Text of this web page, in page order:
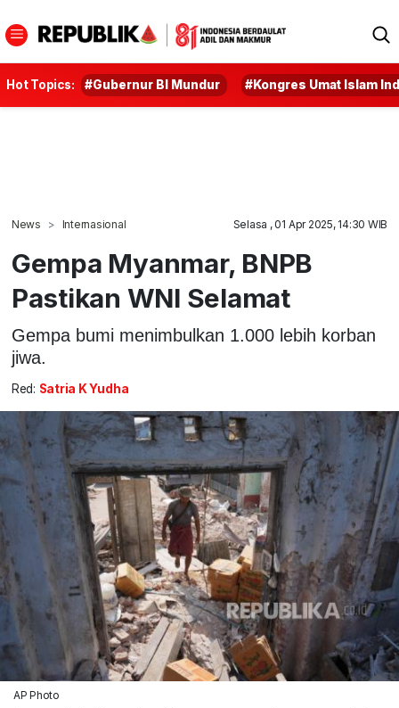
Hot Topics: #Gubernur BI Mundur #Kongres Umat Islam
News Internasional Selasa , 01 Apr 2025, 14:30 WIB
Gempa Myanmar, BNPB
Pastikan WNI Selamat
Gempa bumi menimbulkan 1.000 lebih korban
jiwa.
Red: Satria K Yudha
AP Photo